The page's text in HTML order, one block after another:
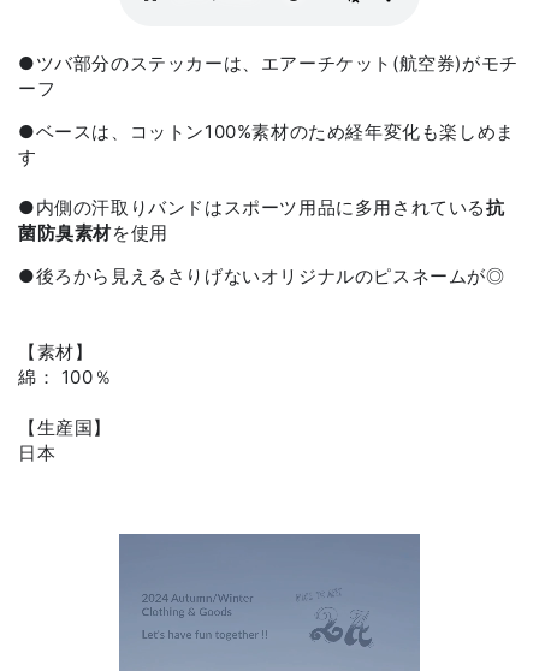
●ツバ部分のステッカーは、エアーチケット(航空券)がモチ
ーフ
●ベースは、コットン100%素材のため経年変化も楽しめま
す
●内側の汗取りバンドはスポーツ用品に多用されている抗
菌防臭素材を使用
●後ろから見える さりげないオリジナルのピスネームが◎
【素材】
綿： 100％
【生産国】
日本